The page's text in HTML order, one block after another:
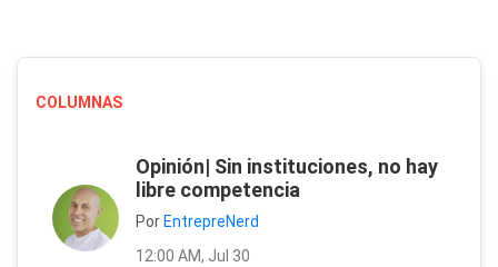
COLUMNAS
Opinión| Sin instituciones, no hay
libre competencia
Por EntrepreNerd
12:00 AM, Jul 30